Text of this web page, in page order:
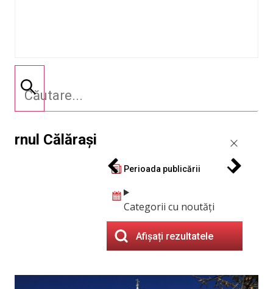
rnul Călărași
Perioada publicării
Categorii cu noutăți
Afișați rezultatele